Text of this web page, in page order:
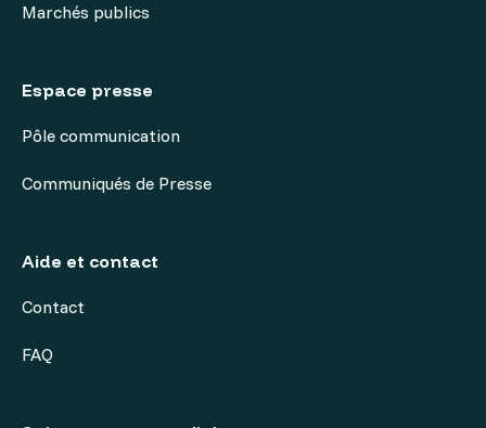
Marchés publics
Espace presse
Pôle communication
Communiqués de Presse
Aide et contact
Contact
FAQ